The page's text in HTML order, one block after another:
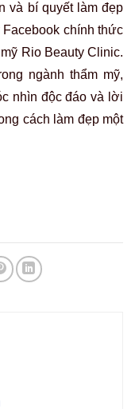
và bí quyết làm đẹp
chính thức
Rio Beauty Clinic.
ngành thẩm mỹ,
nhìn độc đáo và lời
cách làm đẹp một